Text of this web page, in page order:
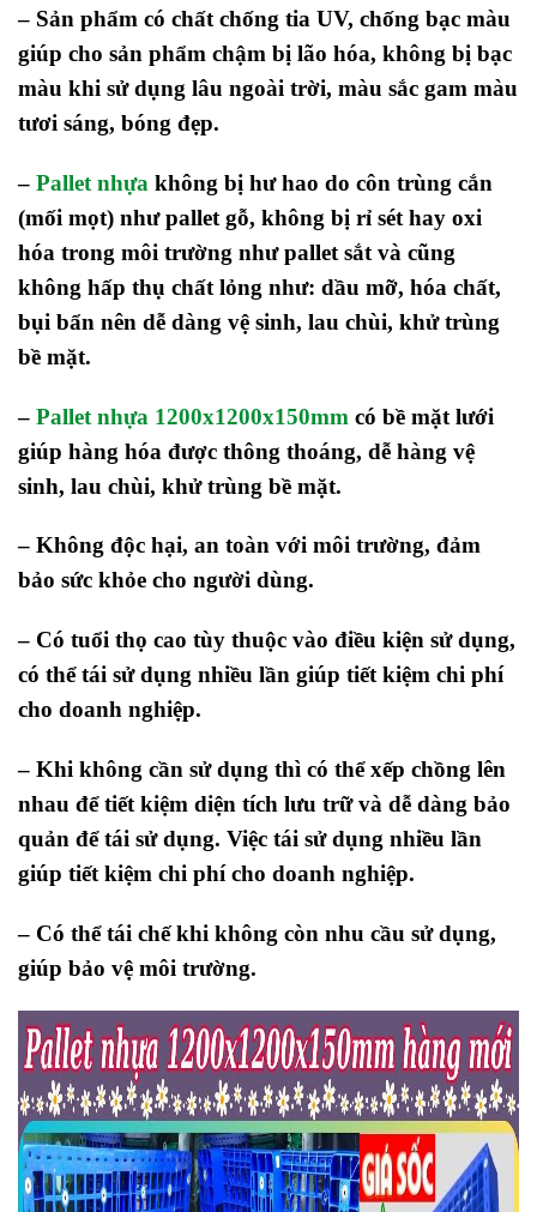
– Sản phẩm có chất chống tia UV, chống bạc màu
giúp cho sản phẩm chậm bị lão hóa, không bị bạc
màu khi sử dụng lâu ngoài trời, màu sắc gam màu
tươi sáng, bóng đẹp.
– Pallet nhựa không bị hư hao do côn trùng cắn
(mối mọt) như pallet gỗ, không bị rỉ sét hay oxi
hóa trong môi trường như pallet sắt và cũng
không hấp thụ chất lỏng như: dầu mỡ, hóa chất,
bụi bẩn nên dễ dàng vệ sinh, lau chùi, khử trùng
bề mặt.
– Pallet nhựa 1200x1200x150mm có bề mặt lưới
giúp hàng hóa được thông thoáng, dễ hàng vệ
sinh, lau chùi, khử trùng bề mặt.
– Không độc hại, an toàn với môi trường, đảm
bảo sức khỏe cho người dùng.
– Có tuổi thọ cao tùy thuộc vào điều kiện sử dụng,
có thể tái sử dụng nhiều lần giúp tiết kiệm chi phí
cho doanh nghiệp.
– Khi không cần sử dụng thì có thể xếp chồng lên
nhau để tiết kiệm diện tích lưu trữ và dễ dàng bảo
quản để tái sử dụng. Việc tái sử dụng nhiều lần
giúp tiết kiệm chi phí cho doanh nghiệp.
– Có thể tái chế khi không còn nhu cầu sử dụng,
giúp bảo vệ môi trường.